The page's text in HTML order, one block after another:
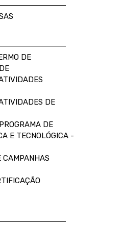
DE
DE
DE
E TECNOLÓGICA -
CAMPANHAS